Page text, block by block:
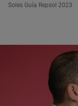
Soles Guía Repsol 2023